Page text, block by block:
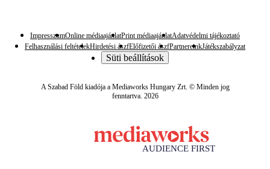
ImpresszumOnline médiaajánlatPrint médiaajánlatAdatvédelmi tájékoztató
Felhasználási feltételekHirdetési ászfElőfizetői ászfPartnereinkJátékszabályzat
Süti beállítások
A Szabad Föld kiadója a Mediaworks Hungary Zrt. © Minden jog
fenntartva. 2026